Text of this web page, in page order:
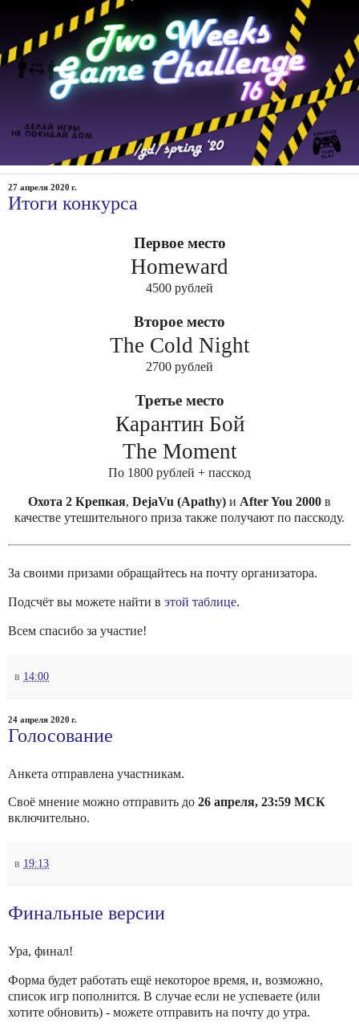
27 апреля 2020 г.
Итоги конкурса
Первое место
Homeward
4500 рублей
Второе место
The Cold Night
2700 рублей
Третье место
Карантин Бой
The Moment
По 1800 рублей + пасскод
Охота 2 Крепкая, DejaVu (Apathy) и After You 2000 в
качестве утешительного приза также получают по пасскоду.
За своими призами обращайтесь на почту организатора.
Подсчёт вы можете найти в этой таблице.
Всем спасибо за участие!
в 14:00
24 апреля 2020 г.
Голосование
Анкета отправлена участникам.
Своё мнение можно отправить до 26 апреля, 23:59 МСК
включительно.
в 19:13
Финальные версии
Ура, финал!
Форма будет работать ещё некоторое время, и, возможно,
список игр пополнится. В случае если не успеваете (или
хотите обновить) - можете отправить на почту до утра.